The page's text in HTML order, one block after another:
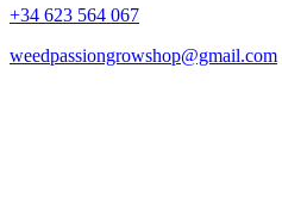
+34 623 564 067
weedpassiongrowshop@gmail.com